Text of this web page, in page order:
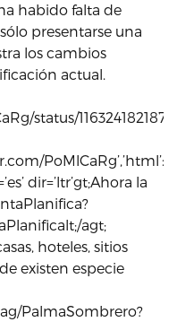
habido falta de
presentarse una
los cambios
actual.
status/
dir=’ltr’gt;Ahora la
agt;
hoteles, sitios
existen especie
PalmaSombrero?